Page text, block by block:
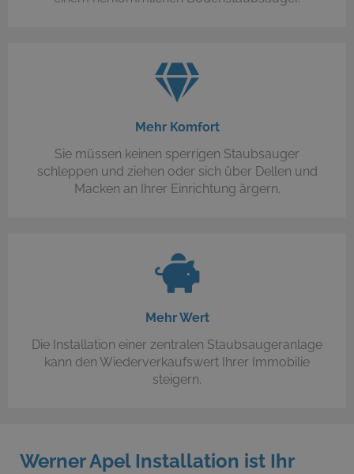
Mehr Komfort
Sie müssen keinen sperrigen Staubsauger
schleppen und ziehen oder sich über Dellen und
Macken an Ihrer Einrichtung ärgern.
Mehr Wert
Die Installation einer zentralen Staubsaugeranlage
kann den Wiederverkaufswert Ihrer Immobilie
steigern.
Werner Apel Installation ist Ihr